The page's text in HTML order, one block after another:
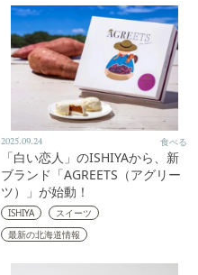
2025.09.24 食べる
「白い恋人」のISHIYAから、新
ブランド「AGREETS（アグリー
ツ）」が始動！
ISHIYA
スイーツ
最新の北海道情報